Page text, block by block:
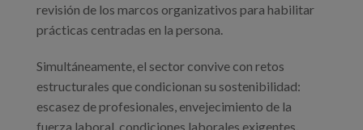
revisión de los marcos organizativos para habilitar
prácticas centradas en la persona.
Simultáneamente, el sector convive con retos
estructurales que condicionan su sostenibilidad:
escasez de profesionales, envejecimiento de la
fuerza laboral, condiciones laborales exigentes,